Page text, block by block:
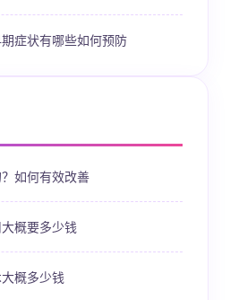
症状有哪些如何预防
如何有效改善
概要多少钱
概多少钱